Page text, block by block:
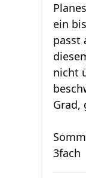
ein
passt
nicht
Grad,
3fach